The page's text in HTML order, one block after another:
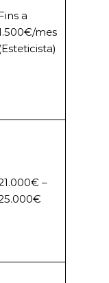
a
mes
–